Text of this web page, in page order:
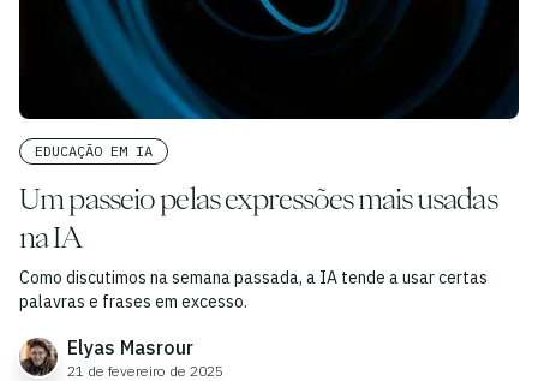
EDUCAÇÃO EM IA
Um passeio pelas expressões mais usadas
na IA
Como discutimos na semana passada, a IA tende a usar certas
palavras e frases em excesso.
Elyas Masrour
21 de fevereiro de 2025